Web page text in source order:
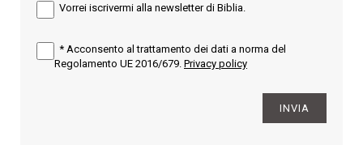
Vorrei iscrivermi alla newsletter di Biblia.
* Acconsento al trattamento dei dati a norma del
Regolamento UE 2016/679. Privacy policy
INVIA